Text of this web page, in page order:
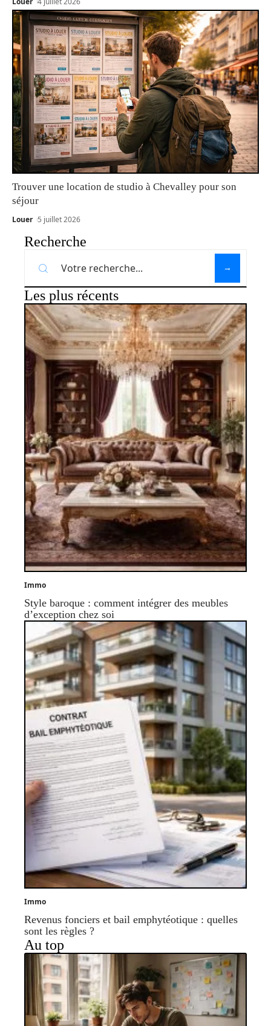
Trouver une location de studio à Chevalley pour son
séjour
Louer 5 juillet 2026
Recherche
Les plus récents
Immo
Style baroque : comment intégrer des meubles
d’exception chez soi
Immo
Revenus fonciers et bail emphytéotique : quelles
sont les règles ?
Au top